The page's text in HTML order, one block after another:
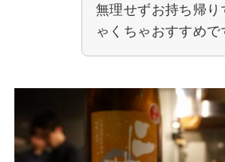
無理せずお持ち帰り
ゃくちゃおすすめで